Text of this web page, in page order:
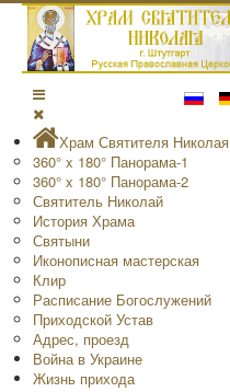
Храм Святителя Николая
360° x 180° Панорама-1
360° x 180° Панорама-2
Святитель Николай
История Храма
Святыни
Иконописная мастерская
Клир
Расписание Богослужений
Приходской Устав
Адрес, проезд
Война в Украине
Жизнь прихода